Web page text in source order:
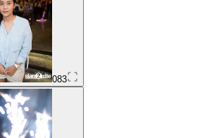
083